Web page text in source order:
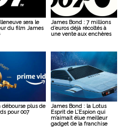
sera le
du film James
James Bond : 7 millions
d’euros déjà récoltés à
une vente aux enchères
débourse plus de
pour 007
James Bond : la Lotus
Esprit de L’Espion qui
m’aimait élue meilleur
gadget de la franchise